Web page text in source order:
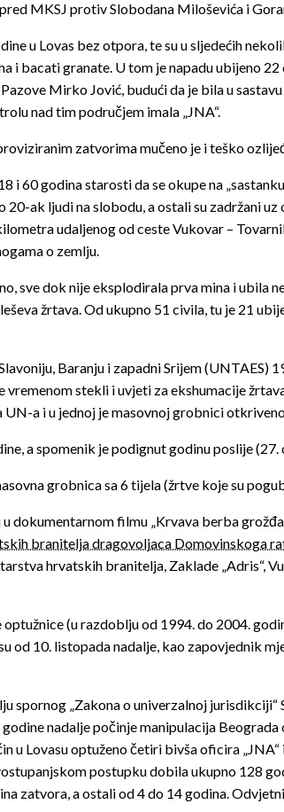
MKSJ protiv Slobodana Miloševića i
u Lovas bez otpora, te su u sljedećih
i bacati granate. U tom je napadu ubijeno
Mirko Jović, budući da je bila u
nad tim područjem imala „JNA“.
zatvorima mučeno je i teško
i 60 godina starosti da se okupe na
ak ljudi na slobodu, a ostali su zadržani
udaljenog od ceste Vukovar –
o zemlju.
sve dok nije eksplodirala prva mina i
žrtava. Od ukupno 51 civila, tu je 21
Baranju i zapadni Srijem
stekli i uvjeti za ekshumacije
a i u jednoj je masovnoj grobnici
a spomenik je podignut godinu poslije
grobnica sa 6 tijela (žrtve koje su
dokumentarnom filmu „Krvava berba
branitelja dragovoljaca Domovinskoga
hrvatskih branitelja, Zaklade „Adris“,
(u razdoblju od 1994. do 2004.
od 10. listopada nadalje, kao zapovjednik
spornog „Zakona o univerzalnoj
nadalje počinje manipulacija
u Lovasu optuženo četiri bivša oficira
postupku dobila ukupno 128
zatvora, a ostali od 4 do 14 godina.